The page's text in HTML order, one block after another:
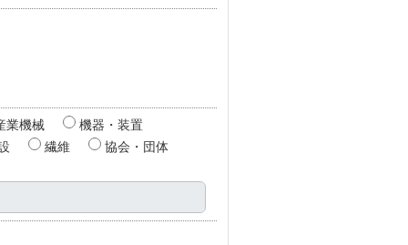
業機械
機器・装置
繊維 協会・団体